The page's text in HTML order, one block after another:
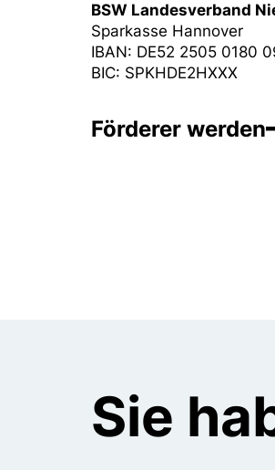
BSW Landesverband
Sparkasse Hannover
IBAN: DE52 2505 0180
BIC: SPKHDE2HXXX
Förderer werden
Sie